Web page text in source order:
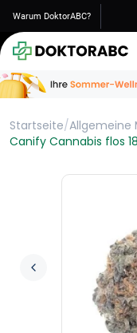
Warum DoktorABC?
Startseite/Allgemeine
Canify Cannabis flos